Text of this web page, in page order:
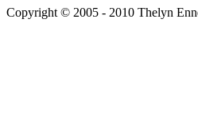
Copyright © 2005 - 2010 Thelyn